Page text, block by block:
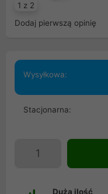
1 z 2
Dodaj pierwszą opinię
Wysyłkowa:
Stacjonarna:
Duża ilość